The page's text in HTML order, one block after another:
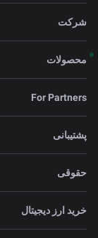
شرکت
محصولات
For Partners
پشتیبانی
حقوقی
خرید ارز دیجیتال